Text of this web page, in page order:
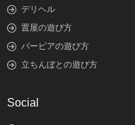
デリヘル
置屋の遊び方
バービアの遊び方
立ちんぼとの遊び方
Social